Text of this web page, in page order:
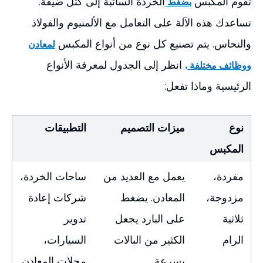
تساعدك هذه الآلة على التعامل مع الألمنيوم والفولاذ
والنحاس. يتم تصنيع كل نوع من أنواع المكبس لمعادن
ووظائف مختلفة . انظر إلى الجدول لمعرفة الأنواع
الرئيسية وماذا تفعل:
نوع
المكبس
ميزات التصميم التطبيقات
مفردة،
مزدوجة،
ثلاثية
الرام
يعمل مع العديد من
المعادن. يضغط
على البارد يجعل
الكثير من البالات
ساحات الخردة،
شركات إعادة
تدوير
السيارات،